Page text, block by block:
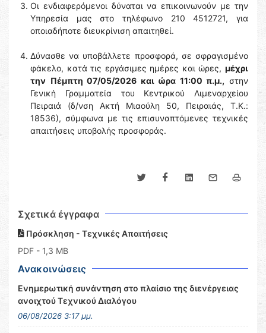
Οι ενδιαφερόμενοι δύναται να επικοινωνούν με την
Υπηρεσία μας στο τηλέφωνο 210 4512721, για
οποιαδήποτε διευκρίνιση απαιτηθεί.
Δύνασθε να υποβάλλετε προσφορά, σε σφραγισμένο
φάκελο, κατά τις εργάσιμες ημέρες και ώρες, μέχρι
την Πέμπτη 07/05/2026 και ώρα 11:00 π.μ., στην
Γενική Γραμματεία του Κεντρικού Λιμεναρχείου
Πειραιά (δ/νση Ακτή Μιαούλη 50, Πειραιάς, Τ.Κ.:
18536), σύμφωνα με τις επισυναπτόμενες τεχνικές
απαιτήσεις υποβολής προσφοράς.
Σχετικά έγγραφα
Πρόσκληση - Τεχνικές Απαιτήσεις
PDF - 1,3 MB
Ανακοινώσεις
Ενημερωτική συνάντηση στο πλαίσιο της διενέργειας
ανοιχτού Τεχνικού Διαλόγου
06/08/2026 3:17 μμ.